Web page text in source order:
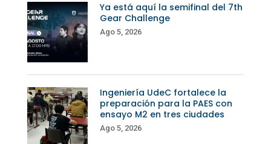
Ya está aquí la semifinal del 7th
Gear Challenge
Ago 5, 2026
Ingeniería UdeC fortalece la
preparación para la PAES con
ensayo M2 en tres ciudades
Ago 5, 2026